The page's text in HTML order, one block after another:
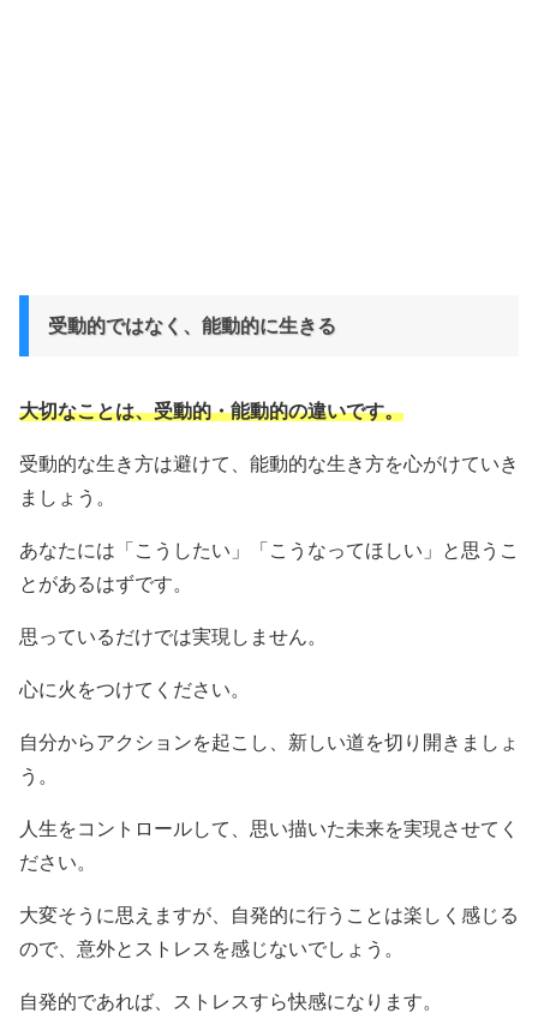
受動的ではなく、能動的に生きる
大切なことは、受動的・能動的の違いです。
受動的な生き方は避けて、能動的な生き方を心がけていき
ましょう。
あなたには「こうしたい」「こうなってほしい」と思うこ
とがあるはずです。
思っているだけでは実現しません。
心に火をつけてください。
自分からアクションを起こし、新しい道を切り開きましょ
う。
人生をコントロールして、思い描いた未来を実現させてく
ださい。
大変そうに思えますが、自発的に行うことは楽しく感じる
ので、意外とストレスを感じないでしょう。
自発的であれば、ストレスすら快感になります。